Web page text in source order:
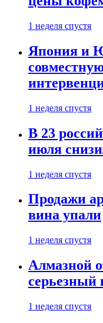
1 неделя спустя
Япония и
1 неделя спустя
В 23
июля
1 неделя спустя
Продажи
вина упали
1 неделя спустя
Алмазной
серьезный
1 неделя спустя